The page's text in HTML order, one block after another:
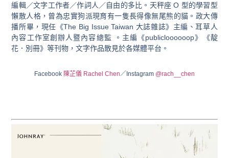
編輯／文字工作者／作詞人／自由的多比。天秤座 O 型的學習型
懶散人格，曾為忠實狗派現育有一隻長得像無尾熊的貓。政大傳
播所畢，現任《The Big Issue Taiwan 大誌雜誌》主編、耳草人
內容工作室創辦人暨內容總監 。主編《publicloooooop》《靛
花．別冊》等刊物，文字作品散見於各媒體平台。
Facebook 陳芷儀 Rachel Chen／Instagram @rach__chen